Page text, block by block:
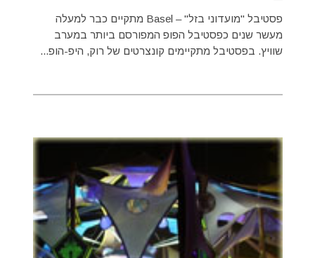
פסטיבל "מועדוני בזל" – Basel מתקיים כבר למעלה
מעשר שנים כפסטיבל הפופ המפורסם ביותר במערב
שוויץ. בפסטיבל מתקיימים קונצרטים של רוק, היפ-הופ...